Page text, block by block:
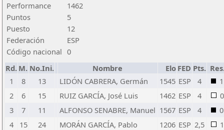
Performance
1462
Puntos
5
Puesto
12
Federación
ESP
Código nacional 0
Rd. M. No.Ini. Nombre Elo FED Pts.
1
8 13 LIDÓN CABRERA, Germán 1545 ESP 4
1
2
6 15 RUIZ GARCÍA, José Luis 1462 ESP 4
0
3
7 11 ALFONSO SENABRE, Manuel 1567 ESP 4
0
4
15 24 MORÁN GARCÍA, Pablo 1206 ESP 2,5
1